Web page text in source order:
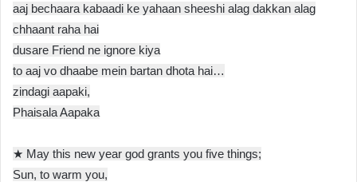
aaj bechaara kabaadi ke yahaan sheeshi alag dakkan alag
chhaant raha hai
dusare Friend ne ignore kiya
to aaj vo dhaabe mein bartan dhota hai…
zindagi aapaki,
Phaisala Aapaka
★ May this new year god grants you five things;
Sun, to warm you,